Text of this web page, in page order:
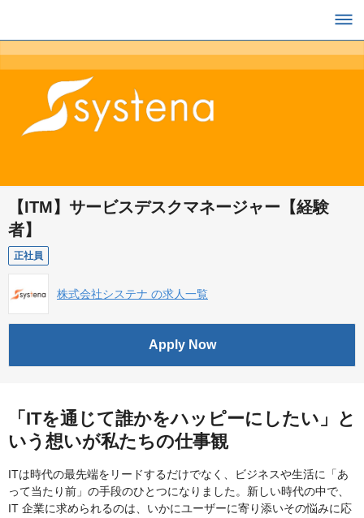
【ITM】サービスデスクマネージャー【経験
者】
正社員
株式会社システナ の求人一覧
Apply Now
「ITを通じて誰かをハッピーにしたい」と
いう想いが私たちの仕事観
ITは時代の最先端をリードするだけでなく、ビジネスや生活に「あ
って当たり前」の手段のひとつになりました。新しい時代の中で、
IT 企業に求められるのは、いかにユーザーに寄り添いその悩みに応